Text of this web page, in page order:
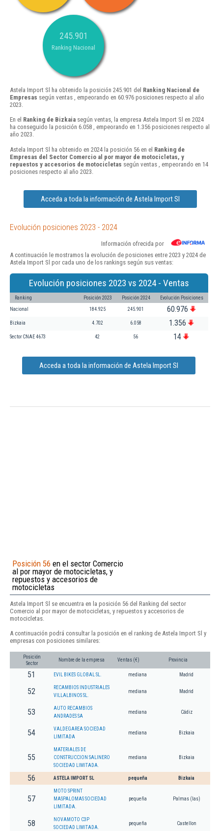
245.901
Ranking Nacional
Astela Import Sl ha obtenido la posición 245.901 del Ranking Nacional de
Empresas según ventas , empeorando en 60.976 posiciones respecto al año
2023.
En el Ranking de Bizkaia según ventas, la empresa Astela Import Sl en 2024
ha conseguido la posición 6.058 , empeorando en 1.356 posiciones respecto al
año 2023.
Astela Import Sl ha obtenido en 2024 la posición 56 en el Ranking de
Empresas del Sector Comercio al por mayor de motocicletas, y
repuestos y accesorios de motocicletas según ventas , empeorando en 14
posiciones respecto al año 2023.
Acceda a toda la información de Astela Import Sl
Evolución posiciones 2023 - 2024
Información ofrecida por
A continuación le mostramos la evolución de posiciones entre 2023 y 2024 de
Astela Import Sl por cada uno de los rankings según sus ventas:
Evolución posiciones 2023 vs 2024 - Ventas
Ranking Posición 2023 Posición 2024 Evolución Posiciones
Nacional 184.925 245.901 60.976
Bizkaia 4.702 6.058 1.356
Sector CNAE 4673 42 56 14
Acceda a toda la información de Astela Import Sl
Posición 56 en el sector Comercio
al por mayor de motocicletas, y
repuestos y accesorios de
motocicletas
Astela Import Sl se encuentra en la posición 56 del Ranking del sector
Comercio al por mayor de motocicletas, y repuestos y accesorios de
motocicletas.
A continuación podrá consultar la posición en el ranking de Astela Import Sl y
empresas con posiciones similares:
Posición
Sector
Nombre de la empresa Ventas (€) Provincia
51 EVIL BIKES GLOBAL SL. mediana Madrid
52
RECAMBIOS INDUSTRIALES
VILLALBINOS SL.
mediana Madrid
53
AUTO RECAMBIOS
ANDRADES SA
mediana Cádiz
54
VALDEGAREA SOCIEDAD
LIMITADA
mediana Bizkaia
55
MATERIALES DE
CONSTRUCCION SALINERO
SOCIEDAD LIMITADA.
mediana Bizkaia
56 ASTELA IMPORT SL pequeña Bizkaia
57
MOTO SPRINT
MASPALOMAS SOCIEDAD
LIMITADA.
pequeña Palmas (las)
58
NOVAMOTO C3P
SOCIEDAD LIMITADA.
pequeña Castellon